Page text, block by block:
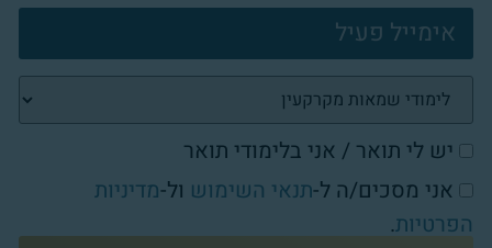
יש לי תואר / אני בלימודי תואר
אני מסכים/ה ל-תנאי השימוש ול-מדיניות
הפרטיות.